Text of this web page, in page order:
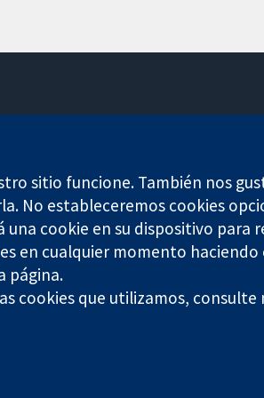
03044323) registered in England &
sitio funcione. También nos
No estableceremos cookies
cookie en su dispositivo para
en cualquier momento haciendo
página.
cookies que utilizamos, consulte